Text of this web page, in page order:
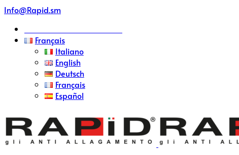
Skip
content
Info@Rapid.sm
Français
Italiano
English
Deutsch
Français
Español